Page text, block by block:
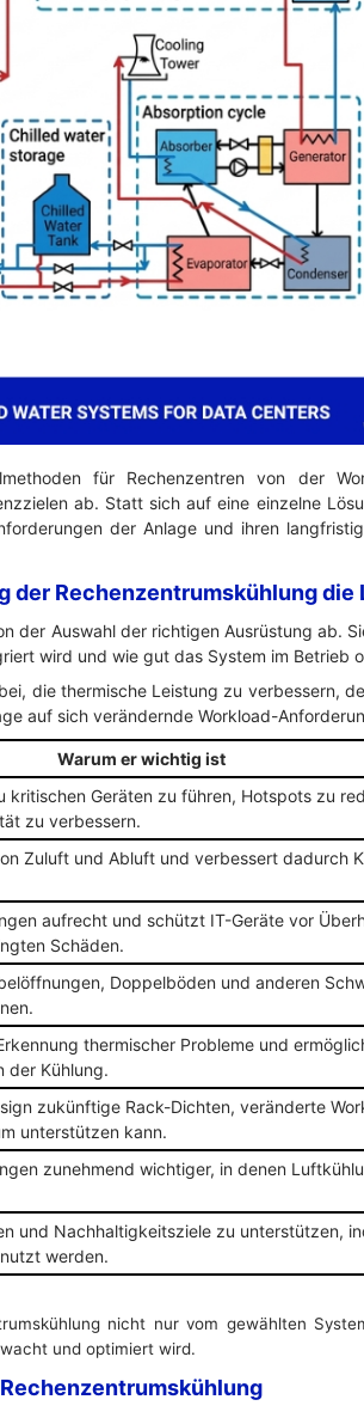
für Rechenzentren von der
ab. Statt sich auf eine einzelne
der Anlage und ihren
der Rechenzentrumskühlung die
der Auswahl der richtigen Ausrüstung ab.
wird und wie gut das System im Betrieb
die thermische Leistung zu verbessern,
auf sich verändernde Workload-
Warum er wichtig ist
kritischen Geräten zu führen, Hotspots zu
zu verbessern.
Zuluft und Abluft und verbessert dadurch
aufrecht und schützt IT-Geräte vor
Schäden.
Doppelböden und anderen
thermischer Probleme und
der Kühlung.
zukünftige Rack-Dichten, veränderte
unterstützen kann.
zunehmend wichtiger, in denen
und Nachhaltigkeitsziele zu unterstützen,
werden.
nicht nur vom gewählten
und optimiert wird.